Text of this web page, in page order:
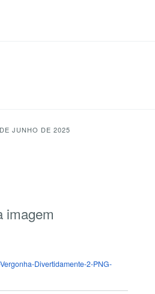
JUNHO DE 2025
imagem
Divertidamente-2-PNG-